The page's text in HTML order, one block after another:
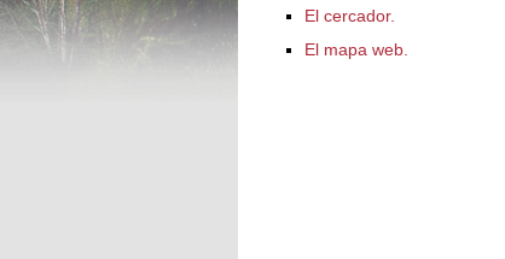
El cercador.
El mapa web.